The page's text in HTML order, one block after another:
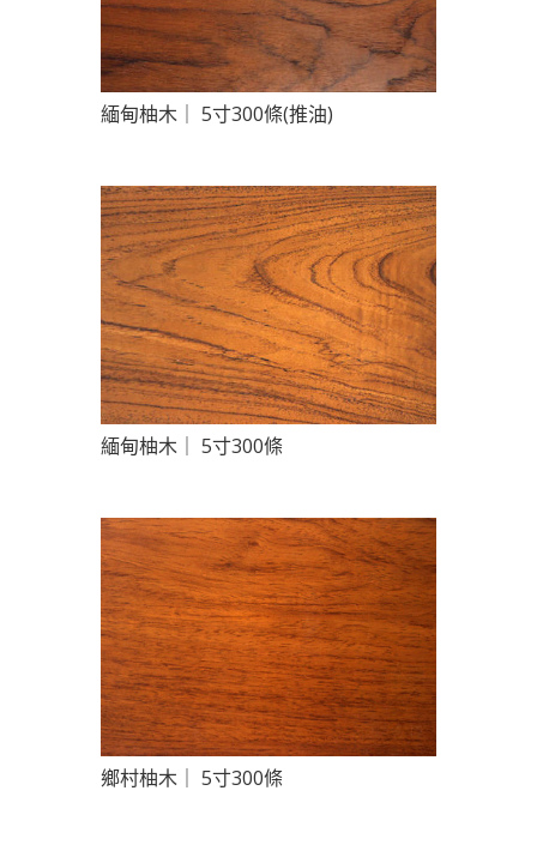
緬甸柚木｜ 5寸300條(推油)
緬甸柚木｜ 5寸300條
鄉村柚木｜ 5寸300條